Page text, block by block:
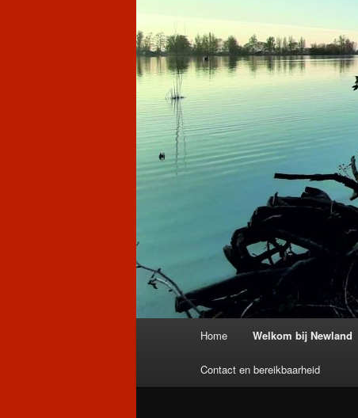
Home Welkom bij Newland
Contact en bereikbaarheid